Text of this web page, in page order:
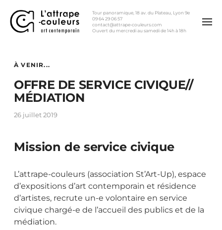
Tour panoramique, 18 av. du Plateau, Lyon 9e
09 64 29 06 57
contact@attrape-couleurs.com
Ouvert du mercredi au samedi de 14h à 18h
À VENIR...
OFFRE DE SERVICE CIVIQUE//
MÉDIATION
26 juillet 2019
Mission de service civique
L’attrape-couleurs (association St’Art-Up), espace
d’expositions d’art contemporain et résidence
d’artistes, recrute un-e volontaire en service
civique chargé-e de l’accueil des publics et de la
médiation.